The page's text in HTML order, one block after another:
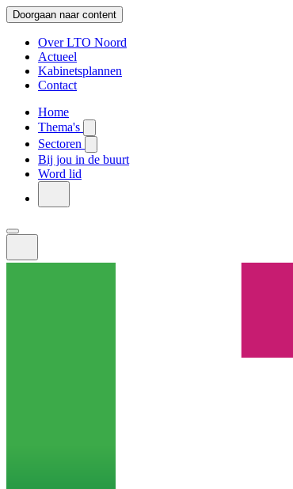
Doorgaan naar content
Over LTO Noord
Actueel
Kabinetsplannen
Contact
Home
Thema's
Sectoren
Bij jou in de buurt
Word lid